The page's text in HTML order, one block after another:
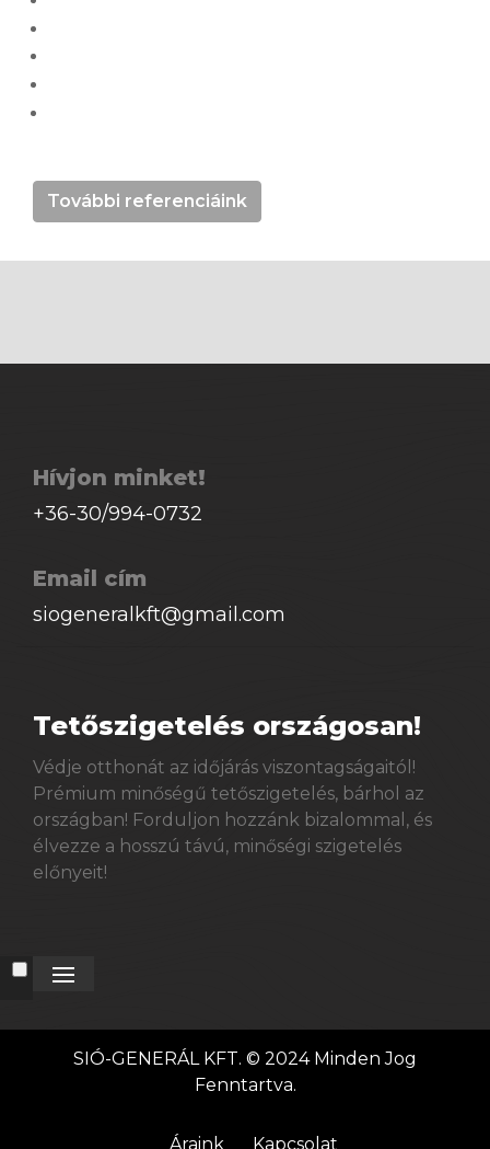
További referenciáink
Hívjon minket!
+36-30/994-0732
Email cím
siogeneralkft@gmail.com
Tetőszigetelés országosan!
Védje otthonát az időjárás viszontagságaitól!
Prémium minőségű tetőszigetelés, bárhol az
országban! Forduljon hozzánk bizalommal, és
élvezze a hosszú távú, minőségi szigetelés
előnyeit!
SIÓ-GENERÁL KFT. © 2024 Minden Jog
Fenntartva.
Áraink Kapcsolat